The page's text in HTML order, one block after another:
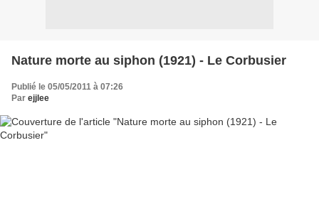
Nature morte au siphon (1921) - Le Corbusier
Publié le 05/05/2011 à 07:26
Par ejjlee